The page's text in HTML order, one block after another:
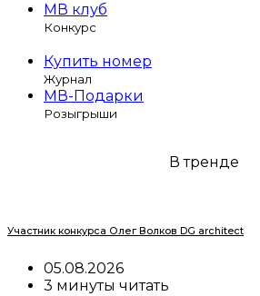
МВ клуб
Конкурс
Купить номер
Журнал
МВ-Подарки
Розыгрыши
В тренде
Участник конкурса Олег Волков DG architect
05.08.2026
3 минуты читать